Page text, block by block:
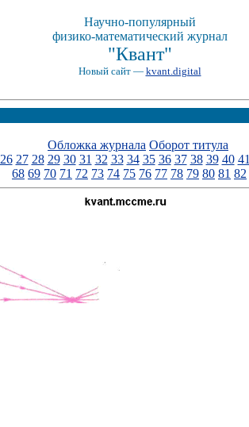
Научно-популярный
физико-математический журнал
"Квант"
Новый сайт — kvant.digital
Обложка журнала Оборот титула
26 27 28 29 30 31 32 33 34 35 36 37 38 39 40 41
68 69 70 71 72 73 74 75 76 77 78 79 80 81 82